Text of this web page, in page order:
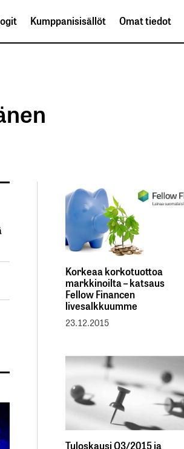
Kumppanisisällöt Omat tiedot
Korkeaa korkotuottoa
markkinoilta – katsaus
Fellow Financen
livesalkkuumme
23.12.2015
Tuloskausi Q3/2015 ja